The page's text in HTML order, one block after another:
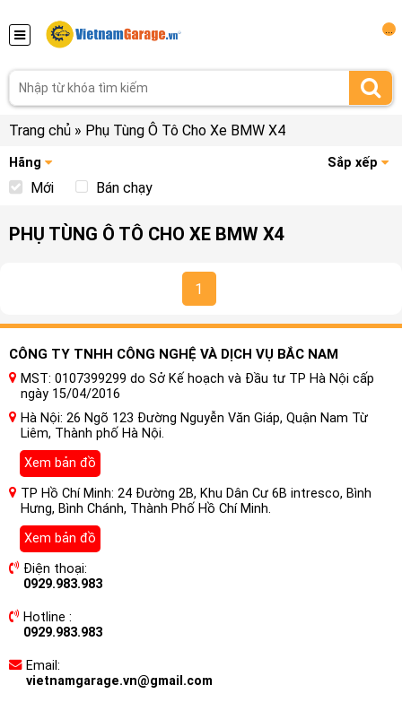
Trang chủ » Phụ Tùng Ô Tô Cho Xe BMW X4
Hãng Sắp xếp
Mới Bán chạy
PHỤ TÙNG Ô TÔ CHO XE BMW X4
1
CÔNG TY TNHH CÔNG NGHỆ VÀ DỊCH VỤ BẮC NAM
MST: 0107399299 do Sở Kế hoạch và Đầu tư TP Hà Nội cấp
ngày 15/04/2016
Hà Nội: 26 Ngõ 123 Đường Nguyễn Văn Giáp, Quận Nam Từ
Liêm, Thành phố Hà Nội.
Xem bản đồ
TP Hồ Chí Minh: 24 Đường 2B, Khu Dân Cư 6B intresco, Bình
Hưng, Bình Chánh, Thành Phố Hồ Chí Minh.
Xem bản đồ
Điện thoại:
0929.983.983
Hotline :
0929.983.983
Email:
vietnamgarage.vn@gmail.com